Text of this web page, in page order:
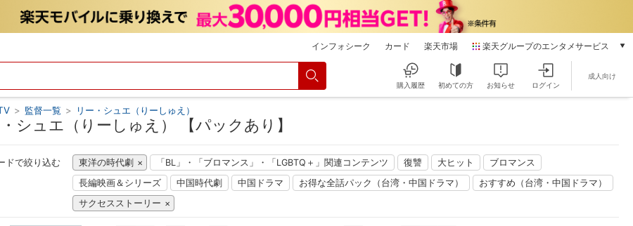
インフォシーク カード 楽天市場 楽天グループのエンタメサービス
本/ゲーム/CD/DVD
雑誌読み放題
楽天マガジン
動画配信
購入履歴 初めての方 お知らせ ログイン
成人向け
> 監督一覧 > リー・シュエ（りーしゅえ）
シュエ（りーしゅえ） 【パックあり】
ドで絞り込む 東洋の時代劇 「BL」・「ブロマンス」・「LGBTQ＋」関連コンテンツ 復讐 大ヒット
ブロマンス
長編映画＆シリーズ
中国時代劇 中国ドラマ お得な全話パック（台湾・中国ドラマ）
おすすめ（台湾・中国ドラマ）
サクセスストーリー